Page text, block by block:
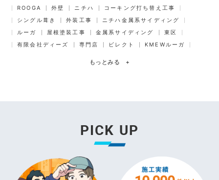
ROOGA
外壁 ニチハ
コーキング打ち替え工事
シングル葺き
外装工事
ニチハ金属系サイディング
ルーガ
屋根塗装工事 金属系サイディング
東区
有限会社ディーズ
専門店 ビレクト KMEWルーガ
もっとみる +
PICK UP